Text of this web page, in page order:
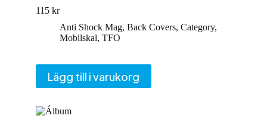
115 kr
Anti Shock Mag, Back Covers, Category,
Mobilskal, TFO
Lägg till i varukorg